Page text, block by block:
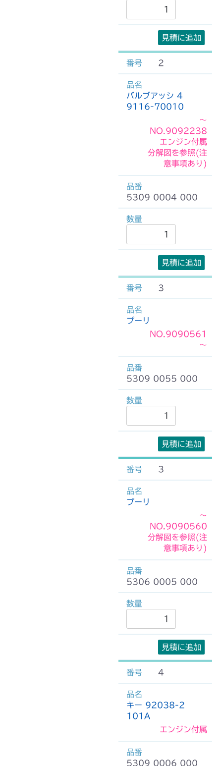
見積に追加
2
バルブアッシ 4
9116-70010
～
NO.9092238
エンジン付属
分解図を参照(注
意事項あり)
5309 0004 000
見積に追加
3
プーリ
NO.9090561
～
5309 0055 000
見積に追加
3
プーリ
～
NO.9090560
分解図を参照(注
意事項あり)
5306 0005 000
見積に追加
4
キー 92038-2
101A
エンジン付属
5309 0006 000